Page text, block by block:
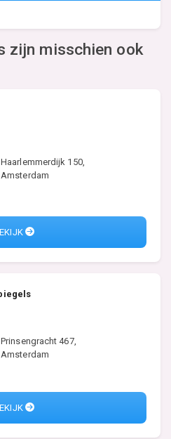
zijn misschien ook
Haarlemmerdijk 150,
Amsterdam
Prinsengracht 467,
Amsterdam